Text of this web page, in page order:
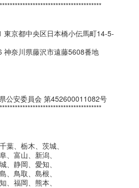
京都中央区日本橋小伝馬町14-5-
奈川県藤沢市遠藤5608番地
公安委員会 第452600011082号
葉、栃木、茨城、
、富山、新潟、
、静岡、愛知、
、鳥取、島根、
、福岡、熊本、